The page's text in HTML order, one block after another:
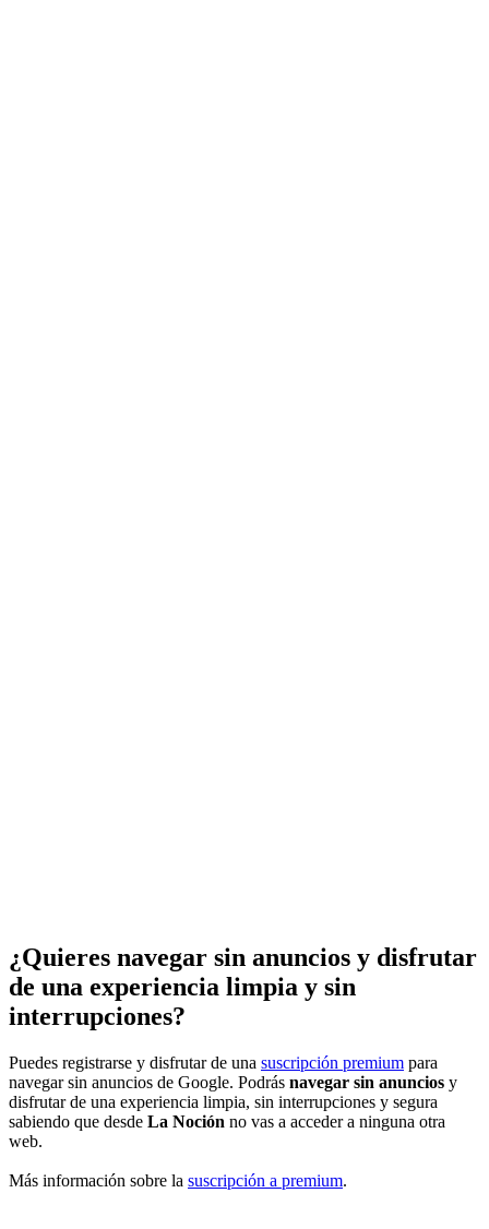
¿Quieres navegar sin anuncios y disfrutar
de una experiencia limpia y sin
interrupciones?
Puedes registrarse y disfrutar de una suscripción premium para
navegar sin anuncios de Google. Podrás navegar sin anuncios y
disfrutar de una experiencia limpia, sin interrupciones y segura
sabiendo que desde La Noción no vas a acceder a ninguna otra
web.
Más información sobre la suscripción a premium.